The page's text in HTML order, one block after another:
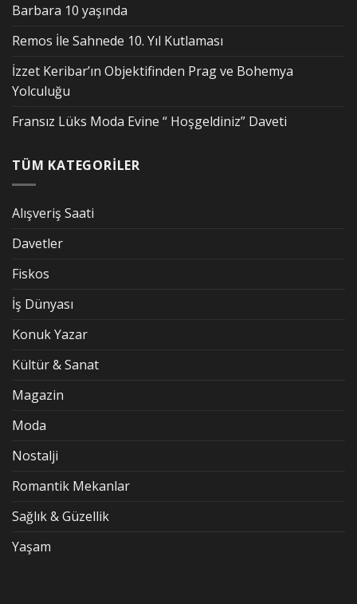
Barbara 10 yaşında
Remos İle Sahnede 10. Yıl Kutlaması
İzzet Keribar’ın Objektifinden Prag ve Bohemya
Yolculuğu
Fransız Lüks Moda Evine “ Hoşgeldiniz” Daveti
TÜM KATEGORİLER
Alışveriş Saati
Davetler
Fiskos
İş Dünyası
Konuk Yazar
Kültür & Sanat
Magazin
Moda
Nostalji
Romantik Mekanlar
Sağlık & Güzellik
Yaşam